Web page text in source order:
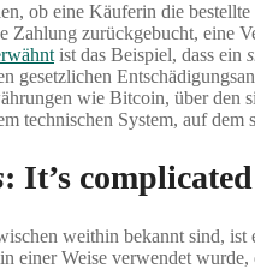
ob eine Käuferin die
zurückgebucht, eine
ist das Beispiel, dass ein
gesetzlichen
wie Bitcoin, über den
technischen System, auf dem
: It’s complicated
weithin bekannt sind,
einer Weise verwendet